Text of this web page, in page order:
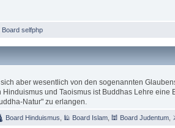
selfphp
aber wesentlich von den sogenannten
und Taoismus ist Buddhas Lehre eine
Natur" zu erlangen.
Board Hinduismus 🕌 Board Islam, 🕍 Board Judentum,